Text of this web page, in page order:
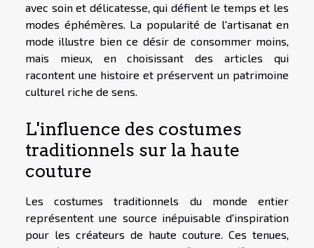
avec soin et délicatesse, qui défient le temps et les
modes éphémères. La popularité de l'artisanat en
mode illustre bien ce désir de consommer moins,
mais mieux, en choisissant des articles qui
racontent une histoire et préservent un patrimoine
culturel riche de sens.
L'influence des costumes
traditionnels sur la haute
couture
Les costumes traditionnels du monde entier
représentent une source inépuisable d'inspiration
pour les créateurs de haute couture. Ces tenues,